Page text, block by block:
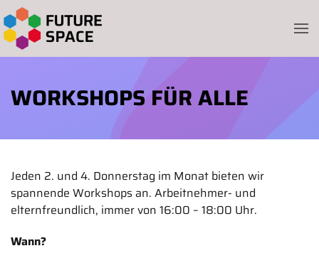
Skip to main content
WORKSHOPS FÜR ALLE
Jeden 2. und 4. Donnerstag im Monat bieten wir
spannende Workshops an. Arbeitnehmer- und
elternfreundlich, immer von 16:00 – 18:00 Uhr.
Wann?